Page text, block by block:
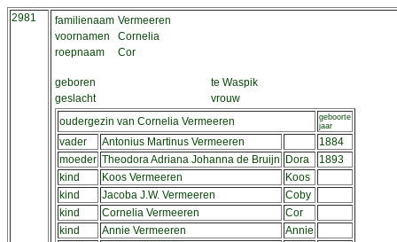
2981 familienaam Vermeeren
voornamen
Cornelia
roepnaam
Cor
geboren
te Waspik
geslacht
vrouw
oudergezin van Cornelia Vermeeren
geboorte
jaar
vader Antonius Martinus Vermeeren
1884
moeder Theodora Adriana Johanna de Bruijn Dora
1893
kind
Koos Vermeeren
Koos
kind
Jacoba J.W. Vermeeren
Coby
kind
Cornelia Vermeeren
Cor
kind
Annie Vermeeren
Annie